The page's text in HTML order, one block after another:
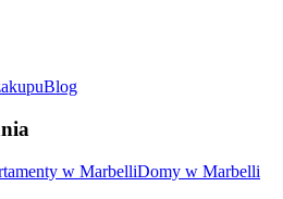
Blog
w MarbelliDomy w Marbelli